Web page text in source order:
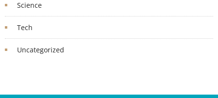
Science
Tech
Uncategorized